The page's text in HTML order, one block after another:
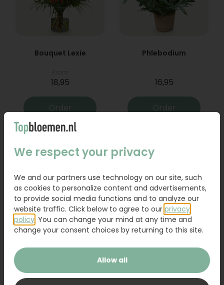
Bouquet Lexie
18,95
Order
Phlebodium
16,95
Order
31,95 19,95
We respect your privacy
We and our partners use technology on our site, such
as cookies to personalize content and advertisements,
to provide social media functions and to analyze our
website traffic. Click below to agree to our privacy
policy . You can change your mind at any time and
change your consent choices by returning to this site.
Allow all